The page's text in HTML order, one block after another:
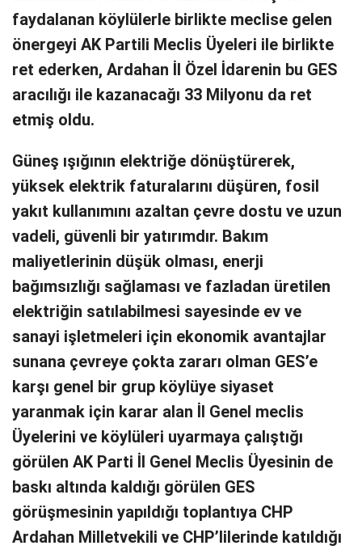
faydalanan köylülerle birlikte meclise gelen
önergeyi AK Partili Meclis Üyeleri ile birlikte
ret ederken, Ardahan İl Özel İdarenin bu GES
aracılığı ile kazanacağı 33 Milyonu da ret
etmiş oldu.
Güneş ışığının elektriğe dönüştürerek,
yüksek elektrik faturalarını düşüren, fosil
yakıt kullanımını azaltan çevre dostu ve uzun
vadeli, güvenli bir yatırımdır. Bakım
maliyetlerinin düşük olması, enerji
bağımsızlığı sağlaması ve fazladan üretilen
elektriğin satılabilmesi sayesinde ev ve
sanayi işletmeleri için ekonomik avantajlar
sunana çevreye çokta zararı olman GES’e
karşı genel bir grup köylüye siyaset
yaranmak için karar alan İl Genel meclis
Üyelerini ve köylüleri uyarmaya çalıştığı
görülen AK Parti İl Genel Meclis Üyesinin de
baskı altında kaldığı görülen GES
görüşmesinin yapıldığı toplantıya CHP
Ardahan Milletvekili ve CHP’lilerinde katıldığı